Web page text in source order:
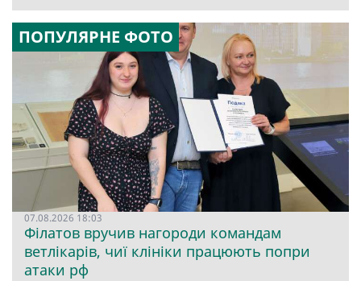
ПОПУЛЯРНЕ ФОТО
07.08.2026 18:03
Філатов вручив нагороди командам
ветлікарів, чиї клініки працюють попри
атаки рф